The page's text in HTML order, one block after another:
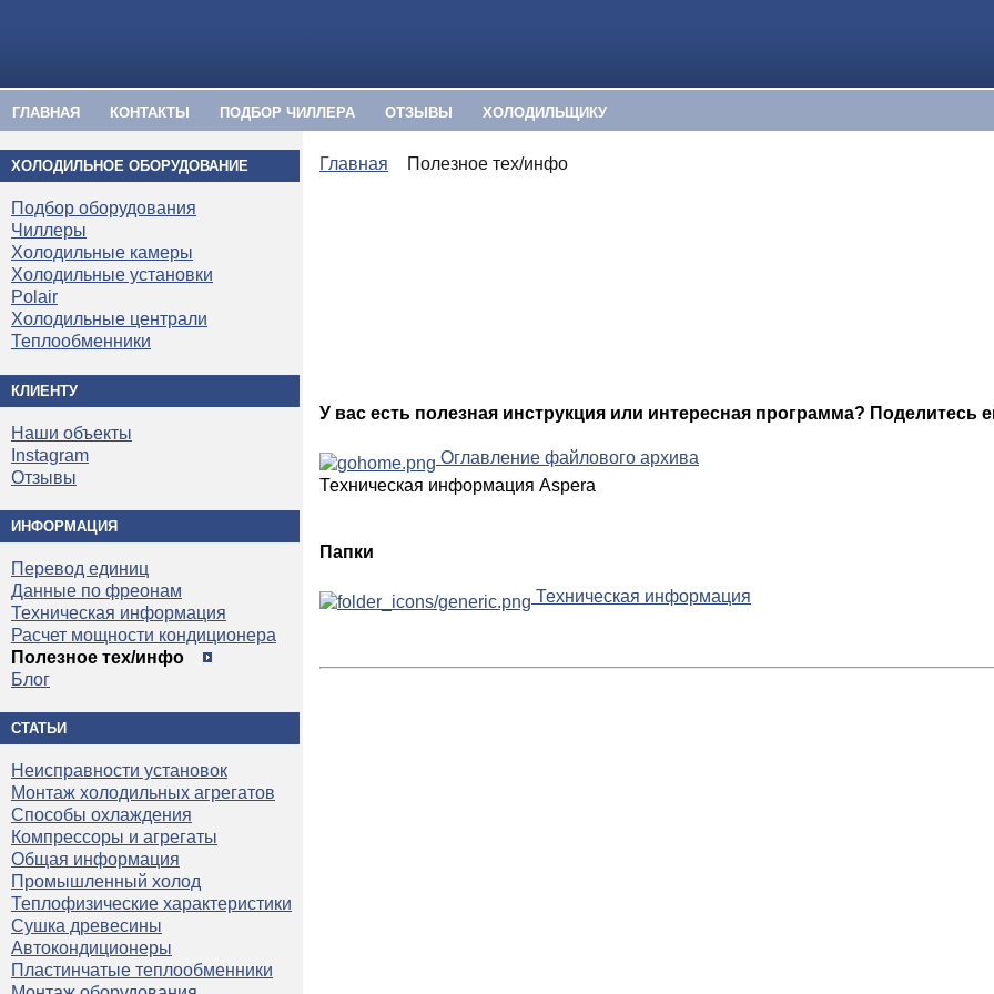
ГЛАВНАЯ КОНТАКТЫ ПОДБОР ЧИЛЛЕРА ОТЗЫВЫ ХОЛОДИЛЬЩИКУ
ХОЛОДИЛЬНОЕ ОБОРУДОВАНИЕ
Подбор оборудования
Чиллеры
Холодильные камеры
Холодильные установки
Polair
Холодильные централи
Теплообменники
КЛИЕНТУ
Наши объекты
Instagram
Отзывы
ИНФОРМАЦИЯ
Перевод единиц
Данные по фреонам
Техническая информация
Расчет мощности кондиционера
Полезное тех/инфо
Блог
СТАТЬИ
Неисправности установок
Монтаж холодильных агрегатов
Способы охлаждения
Компрессоры и агрегаты
Общая информация
Промышленный холод
Теплофизические характеристики
Сушка древесины
Автокондиционеры
Пластинчатые теплообменники
Главная Полезное тех/инфо
У вас есть полезная инструкция или интересная программа? Поделитесь
Оглавление файлового архива
Техническая информация Aspera
Папки
Техническая информация